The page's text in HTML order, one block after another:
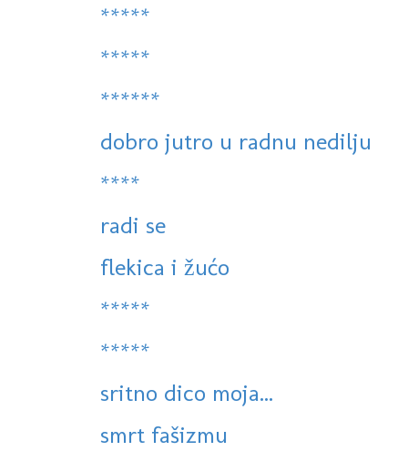
*****
*****
******
dobro jutro u radnu nedilju
****
radi se
flekica i žućo
*****
*****
sritno dico moja...
smrt fašizmu